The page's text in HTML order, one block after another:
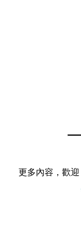
更多內容，歡迎